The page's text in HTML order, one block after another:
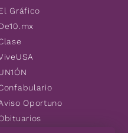
Gráfico
Oportuno